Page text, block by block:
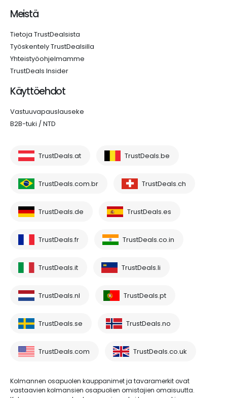
Meistä
Tietoja TrustDealsista
Työskentely TrustDealsilla
Yhteistyöohjelmamme
TrustDeals Insider
Käyttöehdot
Vastuuvapauslauseke
B2B-tuki / NTD
TrustDeals.at TrustDeals.be
TrustDeals.com.br TrustDeals.ch
TrustDeals.de TrustDeals.es
TrustDeals.fr TrustDeals.co.in
TrustDeals.it TrustDeals.li
TrustDeals.nl TrustDeals.pt
TrustDeals.se TrustDeals.no
TrustDeals.com TrustDeals.co.uk
Kolmannen osapuolen kauppanimet ja tavaramerkit ovat
vastaavien kolmansien osapuolien omistajien omaisuutta.